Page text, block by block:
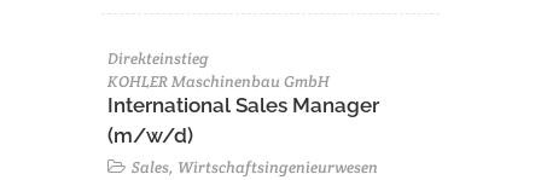
Direkteinstieg
KOHLER Maschinenbau GmbH
International Sales Manager
(m/w/d)
Sales, Wirtschaftsingenieurwesen